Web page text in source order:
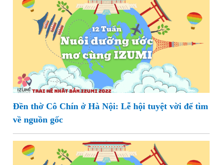
Đền thờ Cô Chín ở Hà Nội: Lễ hội tuyệt vời để tìm
về nguồn gốc